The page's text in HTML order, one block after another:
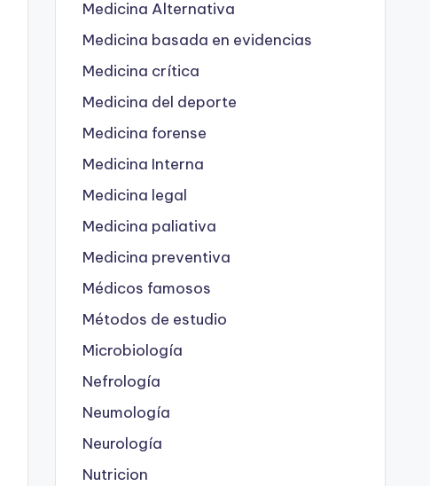
Medicina Alternativa
Medicina basada en evidencias
Medicina crítica
Medicina del deporte
Medicina forense
Medicina Interna
Medicina legal
Medicina paliativa
Medicina preventiva
Médicos famosos
Métodos de estudio
Microbiología
Nefrología
Neumología
Neurología
Nutricion